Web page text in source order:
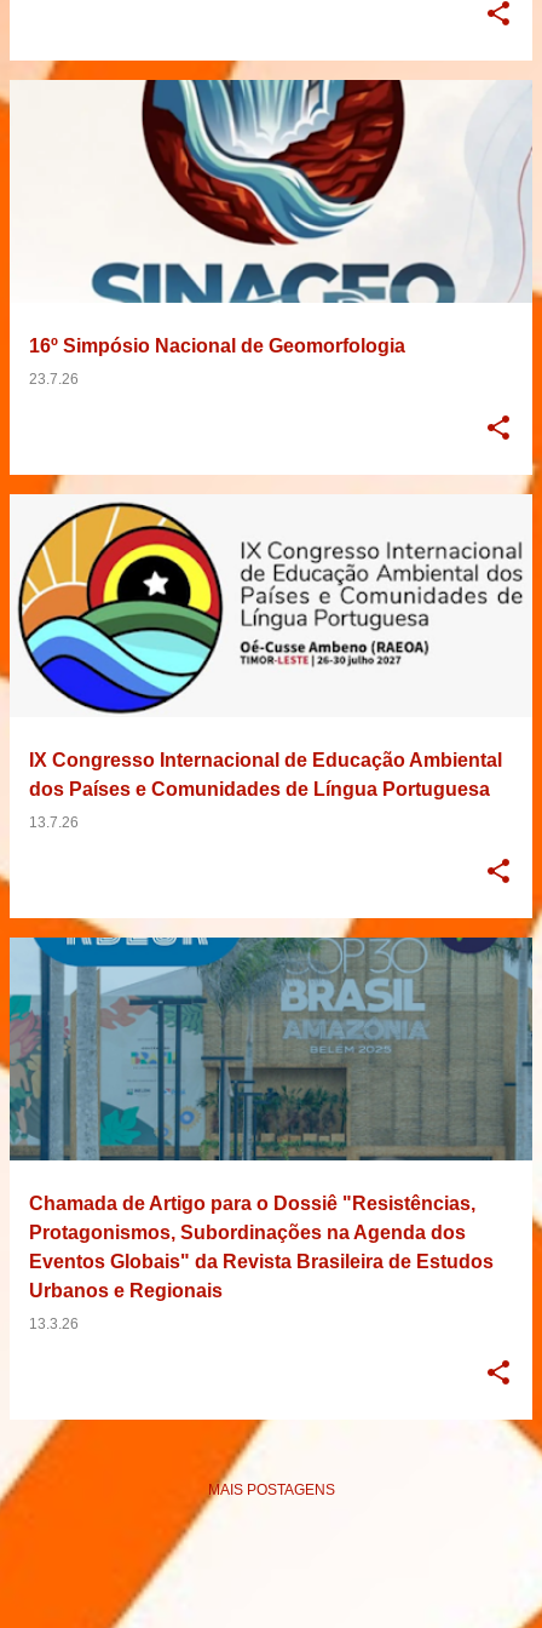
16º Simpósio Nacional de Geomorfologia
23.7.26
IX Congresso Internacional de Educação Ambiental
dos Países e Comunidades de Língua Portuguesa
13.7.26
Chamada de Artigo para o Dossiê "Resistências,
Protagonismos, Subordinações na Agenda dos
Eventos Globais" da Revista Brasileira de Estudos
Urbanos e Regionais
13.3.26
MAIS POSTAGENS